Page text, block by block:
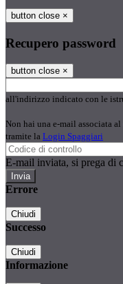
button close ×
Recupero password
button close ×
all'indirizzo indicato con le
Non hai una e-mail associata
tramite la Login Spaggiari
E-mail inviata, si prega di
Errore
Chiudi
Successo
Chiudi
Informazione